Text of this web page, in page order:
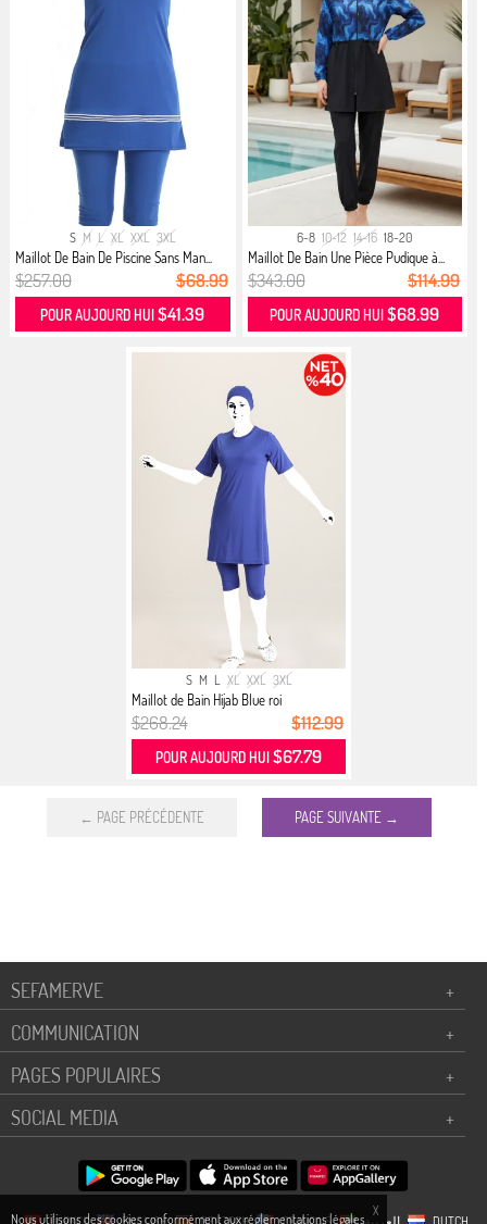
X
Nous utilisons des cookies conformément aux réglementations légales
S M L XL XXL 3XL
Maillot De Bain De Piscine Sans Man...
$257.00 $68.99
POUR AUJOURD HUI$41.39
6-8 10-12 14-16 18-20
Maillot De Bain Une Pièce Pudique à...
$343.00 $114.99
POUR AUJOURD HUI$68.99
S M L XL XXL 3XL
Maillot de Bain Hijab Blue roi
$268.24 $112.99
POUR AUJOURD HUI$67.79
← PAGE PRÉCÉDENTE PAGE SUIVANTE →
SEFAMERVE
+
COMMUNICATION
+
PAGES POPULAIRES
+
SOCIAL MEDIA
+